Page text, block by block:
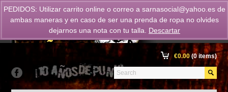
€0.00(0 items)
PEDIDOS: Utilizar carrito online o correo a sarnasocial@yahoo.es de
ambas maneras y en caso de ser una prenda de ropa no olvides
dejarnos una nota con tu talla.
Descartar